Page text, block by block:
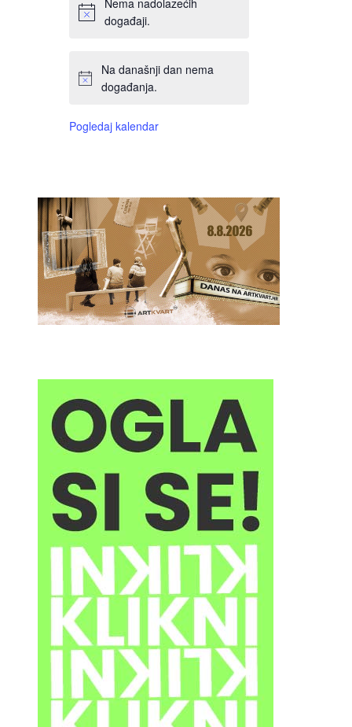
Nema nadolazećih
događaji.
Na današnji dan nema
događanja.
Pogledaj kalendar